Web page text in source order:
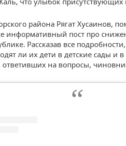
района Рягат Хусаинов,
информативный пост про
Рассказав все
ли их дети в детские сады и
ответивших на вопросы,